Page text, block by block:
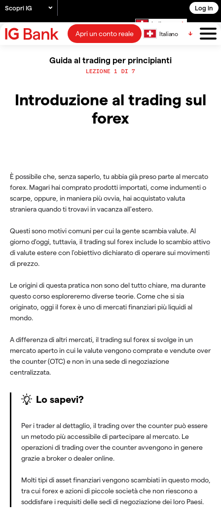
Scopri IG
Italiano
Log in
Italiano
Apri un conto reale
Guida al trading per principianti
LEZIONE 1 DI 7
Introduzione al trading sul
forex
È possibile che, senza saperlo, tu abbia già preso parte al mercato
forex. Magari hai comprato prodotti importati, come indumenti o
scarpe, oppure, in maniera più ovvia, hai acquistato valuta
straniera quando ti trovavi in vacanza all'estero.
Questi sono motivi comuni per cui la gente scambia valute. Al
giorno d'oggi, tuttavia, il trading sul forex include lo scambio attivo
di valute estere con l'obiettivo dichiarato di operare sui movimenti
di prezzo.
Le origini di questa pratica non sono del tutto chiare, ma durante
questo corso esploreremo diverse teorie. Come che si sia
originato, oggi il forex è uno di mercati finanziari più liquidi al
mondo.
A differenza di altri mercati, il trading sul forex si svolge in un
mercato aperto in cui le valute vengono comprate e vendute over
the counter (OTC) e non in una sede di negoziazione
centralizzata.
Lo sapevi?
Per i trader al dettaglio, il trading over the counter può essere
un metodo più accessibile di partecipare al mercato. Le
operazioni di trading over the counter avvengono in genere
grazie a broker o dealer online.
Molti tipi di asset finanziari vengono scambiati in questo modo,
tra cui forex e azioni di piccole società che non riescono a
soddisfare i requisiti delle sedi di negoziazione dei loro Paesi.